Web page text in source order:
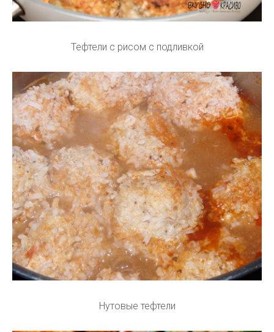
Тефтели с рисом с подливкой
Нутовые тефтели